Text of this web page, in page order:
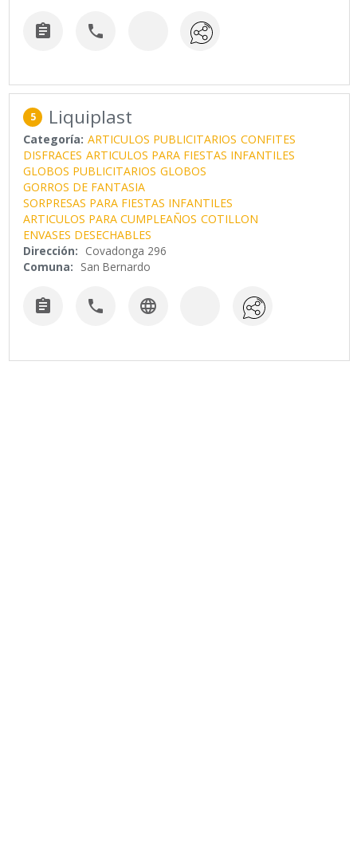
 
5 Liquiplast
Categoría: ARTICULOS PUBLICITARIOS CONFITES
DISFRACES ARTICULOS PARA FIESTAS INFANTILES
GLOBOS PUBLICITARIOS GLOBOS
GORROS DE FANTASIA
SORPRESAS PARA FIESTAS INFANTILES
ARTICULOS PARA CUMPLEAÑOS COTILLON
ENVASES DESECHABLES
Dirección: Covadonga 296
Comuna: San Bernardo
  